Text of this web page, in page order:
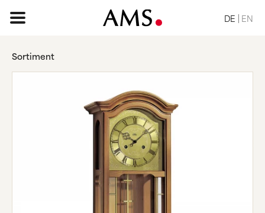
DE EN
Sortiment